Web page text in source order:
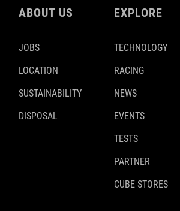
ABOUT US
JOBS
LOCATION
SUSTAINABILITY
DISPOSAL
EXPLORE
TECHNOLOGY
RACING
NEWS
EVENTS
TESTS
PARTNER
CUBE STORES